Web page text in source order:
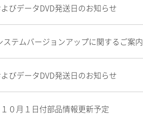
びデータDVD発送日のお知らせ
ステムバージョンアップに関するご案内
びデータDVD発送日のお知らせ
１０月１日付部品情報更新予定